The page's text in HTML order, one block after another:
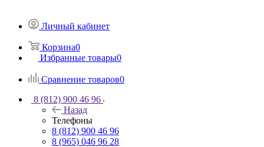
Личный кабинет
Корзина0
Избранные товары0
Сравнение товаров0
8 (812) 900 46 96
Назад
Телефоны
8 (812) 900 46 96
8 (965) 046 96 28